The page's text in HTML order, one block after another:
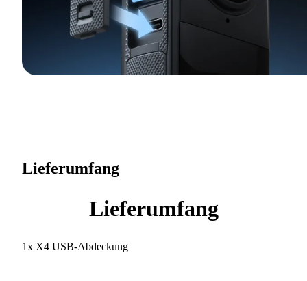
Lieferumfang
Lieferumfang
1x X4 USB-Abdeckung